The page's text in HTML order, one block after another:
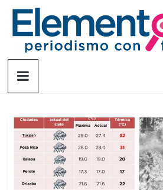
Saltar
contenido
Elementosmx
fundamento